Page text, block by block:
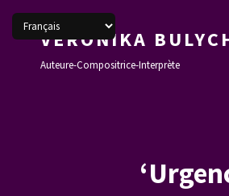
VERONIKA
Auteure-Compositrice-Interprète